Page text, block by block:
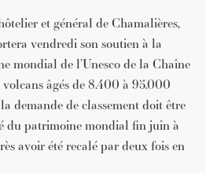
et général de Chamalières,
vendredi son soutien à la
mondial de l’Unesco de la Chaîne
âgés de 8.400 à 95.000
demande de classement doit être
du patrimoine mondial fin juin à
avoir été recalé par deux fois en